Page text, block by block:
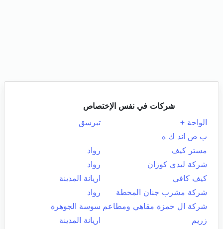
شركات في نفس الإختصاص
الواحة +
تبرسق
ب ص اند ك ه
مستر كيف
رواد
شركة ليدي كوزان
رواد
كيف كافي
اريانة المدينة
شركة مشرب جنان المحطة
رواد
شركة ال حمزة مقاهي ومطاعم سوسة الجوهرة
زريم
اريانة المدينة